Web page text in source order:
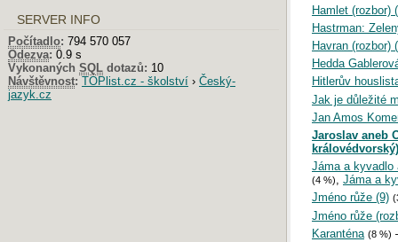
Hamlet (rozbor)
Hastrman:
Havran (rozbor)
Hedda
Hitlerův
Jak je důležité
Jan Amos
Jaroslav aneb
královédvorský)
Jáma a kyvadlo
(4 %), Jáma a
Jméno růže (9)
Jméno růže
Karanténa (8 %)
SERVER INFO
Počítadlo: 794 570 057
Odezva: 0.9 s
Vykonaných SQLdotazů: 10
Návštěvnost: TOPlist.cz - školství› Český-
jazyk.cz